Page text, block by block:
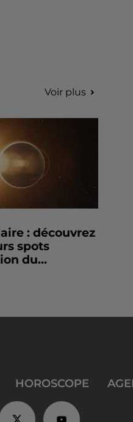
Voir plus
: découvrez
spots
du...
HOROSCOPE